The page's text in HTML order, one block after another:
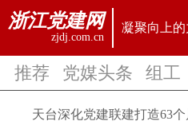
浙江党建网
zjdj.com.cn
凝聚向上
推荐 党媒头条 组工
天台深化党建联建打造63